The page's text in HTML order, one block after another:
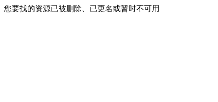
您要找的资源已被删除、已更名或暂时不可用